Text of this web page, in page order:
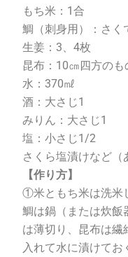
もち米： 1合
鯛（刺身用）：さく
生姜：3、4枚
昆布： 10㎝四方のも
水：370㎖
酒：大さじ1
みりん：大さじ1
塩：小さじ1/2
さくら塩漬けなど
【作り方】
①米ともち米は洗米
鯛は鍋（または炊飯
は薄切り、昆布は繊
入れて水に漬けてお